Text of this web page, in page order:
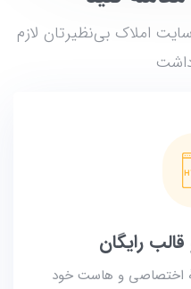
املاک بی‌نظیرتان لازم
رایگان
اختصاصی و هاست خود